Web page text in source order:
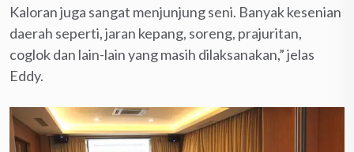
Kaloran juga sangat menjunjung seni. Banyak kesenian
daerah seperti, jaran kepang, soreng, prajuritan,
coglok dan lain-lain yang masih dilaksanakan,” jelas
Eddy.